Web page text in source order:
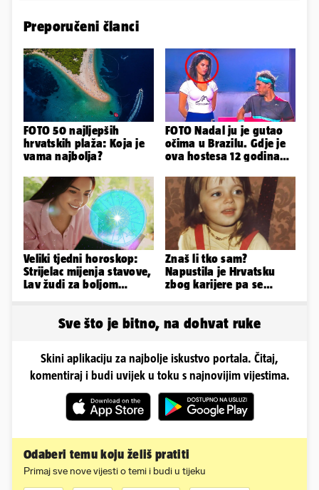
Preporučeni članci
FOTO 50 najljepših
hrvatskih plaža: Koja je
vama najbolja?
FOTO Nadal ju je gutao
očima u Brazilu. Gdje je
ova hostesa 12 godina
Veliki tjedni horoskop:
Strijelac mijenja stavove,
Lav žudi za boljom
Znaš li tko sam?
Napustila je Hrvatsku
zbog karijere pa se
Sve što je bitno, na dohvat ruke
Skini aplikaciju za najbolje iskustvo portala. Čitaj,
komentiraj i budi uvijek u toku s najnovijim vijestima.
Odaberi temu koju želiš pratiti
Primaj sve nove vijesti o temi i budi u tijeku